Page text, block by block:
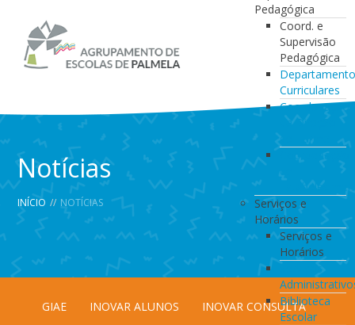
Pedagógica
Coord. e
Supervisão
Pedagógica
Curriculares
Coordenação
da Direção
de Turma
Coordenação
de
Serviços e
Horários
Serviços e
Horários
Serviços
Biblioteca
Escolar
Notícias
INÍCIO // NOTÍCIAS
GIAE INOVAR ALUNOS
INOVAR CONSULTA